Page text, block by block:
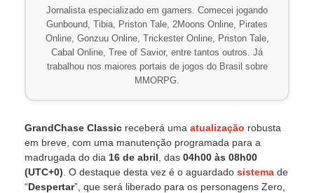
Jornalista especializado em gamers. Comecei jogando
Gunbound, Tibia, Priston Tale, 2Moons Online, Pirates
Online, Gonzuu Online, Trickester Online, Priston Tale,
Cabal Online, Tree of Savior, entre tantos outros. Já
trabalhou nos maiores portais de jogos do Brasil sobre
MMORPG.
GrandChase Classic receberá uma atualização robusta
em breve, com uma manutenção programada para a
madrugada do dia 16 de abril , das 04h00 às 08h00
(UTC+0) . O destaque desta vez é o aguardado sistema de
“Despertar”, que será liberado para os personagens Zero,